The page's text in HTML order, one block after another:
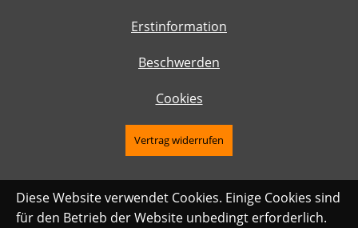
Erstinformation
Beschwerden
Cookies
Vertrag widerrufen
Diese Website verwendet Cookies. Einige Cookies sind
für den Betrieb der Website unbedingt erforderlich.